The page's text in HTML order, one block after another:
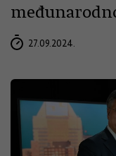
27.09.2024.